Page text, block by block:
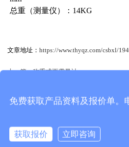
总重（测量仪）：14KG
文章地址： https://www.thyqz.com/csbxl/
上一篇：称重式雨雪量计
相关产品
免费获取产品资料及报价单。
获取报价 立即咨询